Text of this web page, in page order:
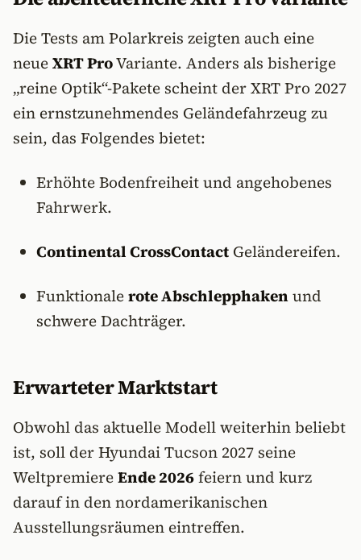
Die Tests am Polarkreis zeigten auch eine
neueXRT ProVariante. Anders als bisherige
„reine Optik“-Pakete scheint der XRT Pro 2027
ein ernstzunehmendes Geländefahrzeug zu
sein, das Folgendes bietet:
Erhöhte Bodenfreiheit und angehobenes
Fahrwerk.
Continental CrossContactGeländereifen.
Funktionalerote Abschlepphakenund
schwere Dachträger.
Erwarteter Marktstart
Obwohl das aktuelle Modell weiterhin beliebt
ist, soll der Hyundai Tucson 2027 seine
WeltpremiereEnde 2026feiern und kurz
darauf in den nordamerikanischen
Ausstellungsräumen eintreffen.